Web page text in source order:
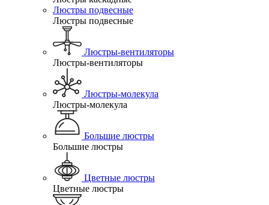
Люстры подвесные
Люстры подвесные
Люстры-вентиляторы
Люстры-вентиляторы
Люстры-молекула
Люстры-молекула
Большие люстры
Большие люстры
Цветные люстры
Цветные люстры